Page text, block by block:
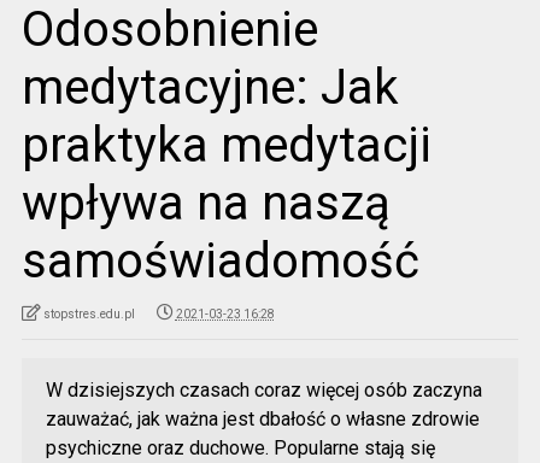
Odosobnienie
medytacyjne: Jak
praktyka medytacji
wpływa na naszą
samoświadomość
stopstres.edu.pl 2021-03-23 16:28
W dzisiejszych czasach coraz więcej osób zaczyna
zauważać, jak ważna jest dbałość o własne zdrowie
psychiczne oraz duchowe. Popularne stają się